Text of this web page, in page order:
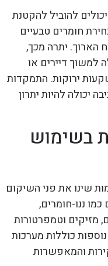
להוביל להקטנת
חומרים טבעיים
הארוך. יתרה מכך,
למשוך דיירים או
ירוקות. התמקדות
יכולה להיות יתרון
בשימוש
שינו את פני השיקום
ננו-חומרים,
מזיקים וטמפרטורות
כוללות מערכות
והמאפשרות